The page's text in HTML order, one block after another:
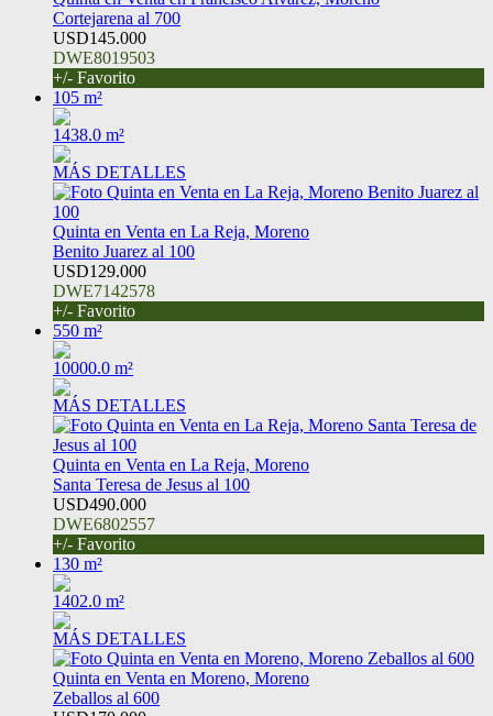
Cortejarena al 700
USD145.000
DWE8019503
+/- Favorito
105 m²
1438.0 m²
MÁS DETALLES
Quinta en Venta en La Reja, Moreno
Benito Juarez al 100
USD129.000
DWE7142578
+/- Favorito
550 m²
10000.0 m²
MÁS DETALLES
Quinta en Venta en La Reja, Moreno
Santa Teresa de Jesus al 100
USD490.000
DWE6802557
+/- Favorito
130 m²
1402.0 m²
MÁS DETALLES
Quinta en Venta en Moreno, Moreno
Zeballos al 600